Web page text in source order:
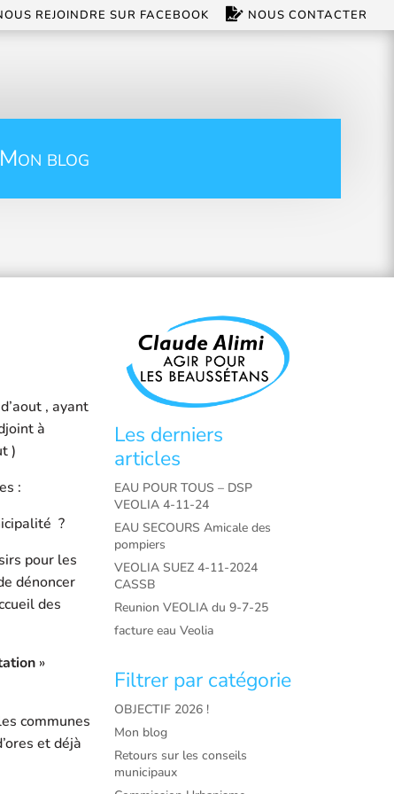
REJOINDRE SUR FACEBOOK NOUS CONTACTER
blog
, ayant
à
)
:
?
pour les
dénoncer
des
»
communes
et déjà
Les derniers
articles
EAU POUR TOUS – DSP
VEOLIA 4-11-24
EAU SECOURS Amicale des
pompiers
VEOLIA SUEZ 4-11-2024
CASSB
Reunion VEOLIA du 9-7-25
facture eau Veolia
Filtrer par catégorie
OBJECTIF 2026 !
Mon blog
Retours sur les conseils
municipaux